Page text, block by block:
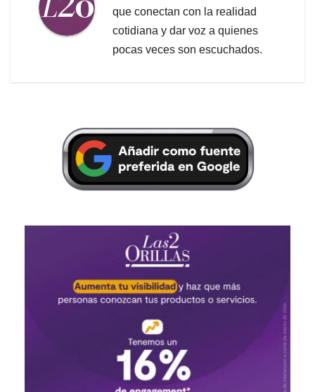
que conectan con la realidad
cotidiana y dar voz a quienes
pocas veces son escuchados.